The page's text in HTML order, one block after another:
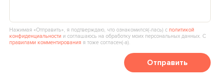
Нажимая «Отправить», я подтверждаю, что ознакомился(‑лась) сполитикой
конфиденциальности и соглашаюсь на обработку моих персональных данных. С
правилами комментирования я тоже согласен(‑а).
Отправить